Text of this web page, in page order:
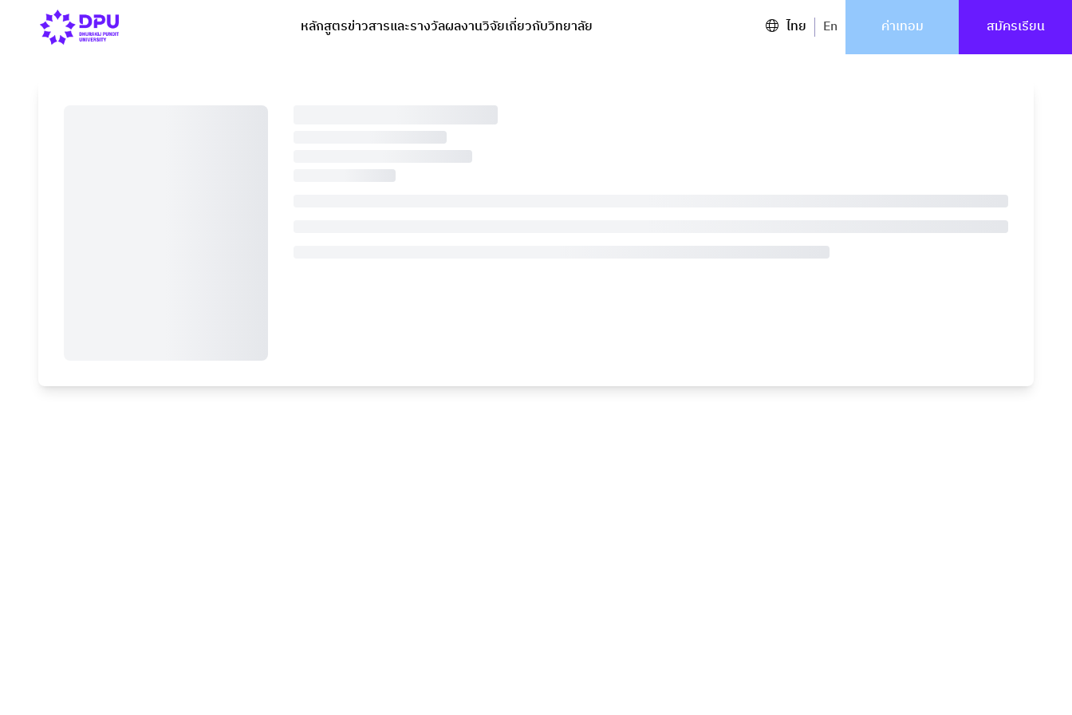
หลักสูตรข่าวสารและรางวัลผลงานวิจัยเกี่ยวกับวิทยาลัย ไทย En ค่าเทอม สมัครเรียน